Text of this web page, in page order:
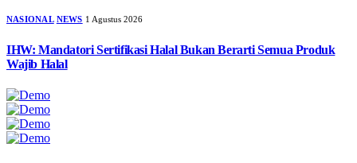
NASIONAL NEWS 1 Agustus 2026
IHW: Mandatori Sertifikasi Halal Bukan Berarti Semua Produk
Wajib Halal